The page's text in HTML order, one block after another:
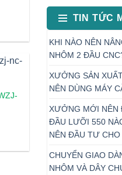
TIN TỨC
KHI NÀO NÊN
NHÔM 2 ĐẦU
XƯỞNG SẢN
NÊN DÙNG MÁY
XƯỞNG MỚI NÊN
ĐẦU LƯỠI 550
NÊN ĐẦU TƯ
CHUYỂN GIAO
NHÔM VÀ DÂY